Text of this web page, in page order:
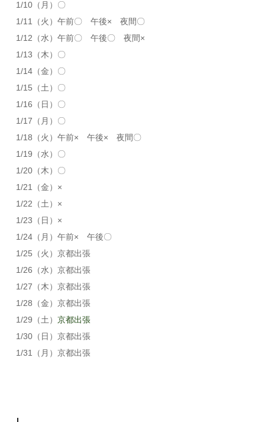
1/10（月）〇
1/11（火）午前〇 午後× 夜間〇
1/12（水）午前〇 午後〇 夜間×
1/13（木）〇
1/14（金）〇
1/15（土）〇
1/16（日）〇
1/17（月）〇
1/18（火）午前× 午後× 夜間〇
1/19（水）〇
1/20（木）〇
1/21（金）×
1/22（土）×
1/23（日）×
1/24（月）午前× 午後〇
1/25（火）京都出張
1/26（水）京都出張
1/27（木）京都出張
1/28（金）京都出張
1/29（土）京都出張
1/30（日）京都出張
1/31（月）京都出張